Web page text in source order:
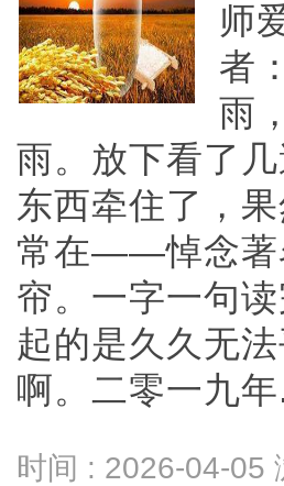
师
者
雨
雨。放下看了
东西牵住了，
常在——悼念著
帘。一字一句
起的是久久无
啊。二零一九
时间 : 2026-04-05